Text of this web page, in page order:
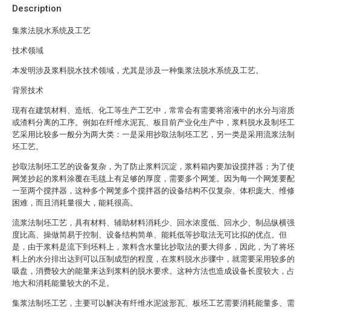
Description
集浆法脱水系统及工艺
技术领域
本发明涉及浆料脱水技术领域，尤其是涉及一种集浆法脱水系统及工艺。
背景技术
现有在建筑材料、造纸、化工等生产工艺中，常常会有需要将溶液中的水分与溶质
或渣料分离的工序。例如在纤维水泥瓦、板目前产业化生产中，浆料脱水及制坯工
艺采用比较多一般分为两大类：一是采用抄取法制坯工艺，另一类是采用流浆法制
坯工艺。
抄取法制坯工艺的设备复杂，为了防止浆料沉淀，浆料箱内要加设搅拌器；为了使
网笼抄起的浆料涂覆在毛毯上有足够的厚度，需要多个网笼。因为每一个网笼要配
一至两个搅拌器，这种多个网笼多个搅拌器的设备结构不仅复杂、体积庞大、维修
困难，而且消耗量很大，能耗很高。
流浆法制坯工艺，具有材料、辅助材料消耗少、回水浓度低、回水少、制品纵横强
度比高、操做简易于控制、设备结构简单、能耗低等抄取法无可比拟的优点。但
是，由于浆料是流下到坯料上，浆料含水量比抄取法的要大得多，因此，为了将坯
料上的水分排出达到可以压制成型的程度，在浆料脱水步骤中，就需要采用较多的
吸盘，消费较大的能量来达到浆料的脱水要求。这种方法也造成设备长度较大，占
地大和消耗能量较大的不足。
集浆法制坯工艺，主要可以解决有纤维水泥波形瓦、板坯工艺需要消耗能量多、需